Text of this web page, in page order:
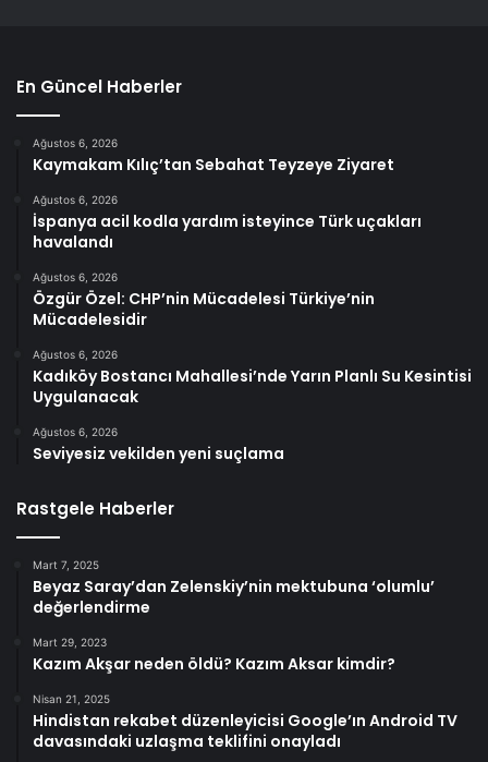
En Güncel Haberler
Ağustos 6, 2026
Kaymakam Kılıç’tan Sebahat Teyzeye Ziyaret
Ağustos 6, 2026
İspanya acil kodla yardım isteyince Türk uçakları
havalandı
Ağustos 6, 2026
Özgür Özel: CHP’nin Mücadelesi Türkiye’nin
Mücadelesidir
Ağustos 6, 2026
Kadıköy Bostancı Mahallesi’nde Yarın Planlı Su Kesintisi
Uygulanacak
Ağustos 6, 2026
Seviyesiz vekilden yeni suçlama
Rastgele Haberler
Mart 7, 2025
Beyaz Saray’dan Zelenskiy’nin mektubuna ‘olumlu’
değerlendirme
Mart 29, 2023
Kazım Akşar neden öldü? Kazım Aksar kimdir?
Nisan 21, 2025
Hindistan rekabet düzenleyicisi Google’ın Android TV
davasındaki uzlaşma teklifini onayladı